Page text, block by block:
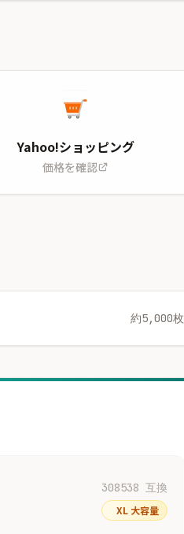
Yahoo!ショッピング
価格を確認
約5,000枚
308538 互換
XL 大容量